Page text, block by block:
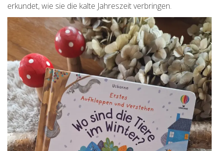
erkundet, wie sie die kalte Jahreszeit verbringen.